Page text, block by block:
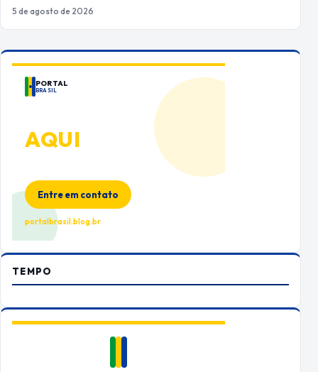
5 de agosto de 2026
PORTAL
BRASIL
AQUI
Entre em contato
portalbrasil.blog.br
TEMPO